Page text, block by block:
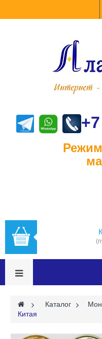
Режим
Вт-
> Каталог >
Китая